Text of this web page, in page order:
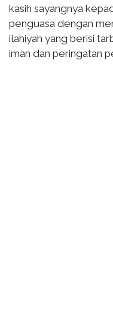
kasih sayangnya
penguasa dengan
ilahiyah yang berisi
iman dan peringatan